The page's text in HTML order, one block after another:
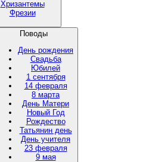
Хризантемы
Фрезии
Поводы
День рождения
Свадьба
Юбилей
1 сентября
14 февраля
8 марта
День Матери
Новый Год
Рождество
Татьянин день
День учителя
23 февраля
9 мая